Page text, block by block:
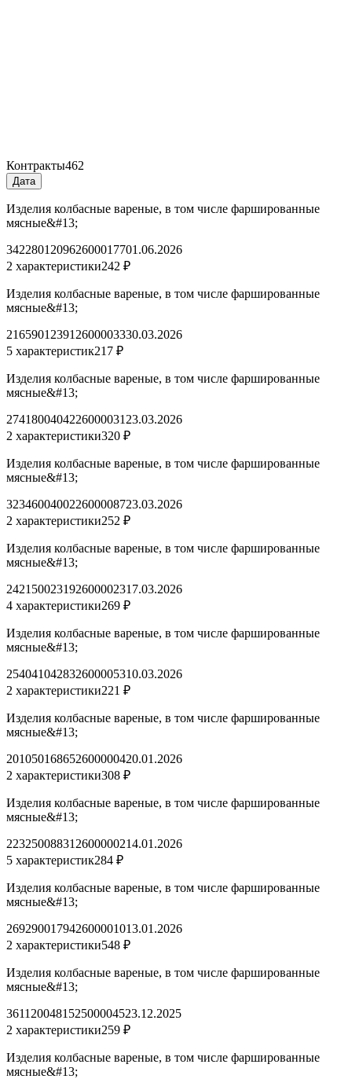
Контракты462
Дата
Изделия колбасные вареные, в том числе фаршированные
мясные&#13;
342280120962600017701.06.2026
2 характеристики242 ₽
Изделия колбасные вареные, в том числе фаршированные
мясные&#13;
216590123912600003330.03.2026
5 характеристик217 ₽
Изделия колбасные вареные, в том числе фаршированные
мясные&#13;
2741800404226000031 23.03.2026
2 характеристики320 ₽
Изделия колбасные вареные, в том числе фаршированные
мясные&#13;
323460040022600008723.03.2026
2 характеристики252 ₽
Изделия колбасные вареные, в том числе фаршированные
мясные&#13;
242150023192600002317.03.2026
4 характеристики269 ₽
Изделия колбасные вареные, в том числе фаршированные
мясные&#13;
254041042832600005310.03.2026
2 характеристики221 ₽
Изделия колбасные вареные, в том числе фаршированные
мясные&#13;
201050168652600000420.01.2026
2 характеристики308 ₽
Изделия колбасные вареные, в том числе фаршированные
мясные&#13;
223250088312600000214.01.2026
5 характеристик284 ₽
Изделия колбасные вареные, в том числе фаршированные
мясные&#13;
269290017942600001013.01.2026
2 характеристики548 ₽
Изделия колбасные вареные, в том числе фаршированные
мясные&#13;
361120048152500004523.12.2025
2 характеристики259 ₽
Изделия колбасные вареные, в том числе фаршированные
мясные&#13;